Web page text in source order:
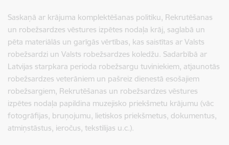
Saskaņā ar krājuma komplektēšanas politiku, Rekrutēšanas
un robežsardzes vēstures izpētes nodaļa krāj, saglabā un
pēta materiālās un garīgās vērtības, kas saistītas ar Valsts
robežsardzi un Valsts robežsardzes koledžu. Sadarbībā ar
Latvijas starpkara perioda robežsargu tuviniekiem, atjaunotās
robežsardzes veterāniem un pašreiz dienestā esošajiem
robežsargiem, Rekrutēšanas un robežsardzes vēstures
izpētes nodaļa papildina muzejisko priekšmetu krājumu (vāc
fotogrāfijas, bruņojumu, lietiskos priekšmetus, dokumentus,
atmiņstāstus, ieročus, tekstilijas u.c.).